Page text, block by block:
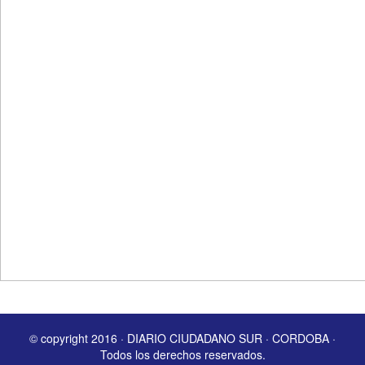
© copyright 2016 · DIARIO CIUDADANO SUR · CORDOBA ·
Todos los derechos reservados.